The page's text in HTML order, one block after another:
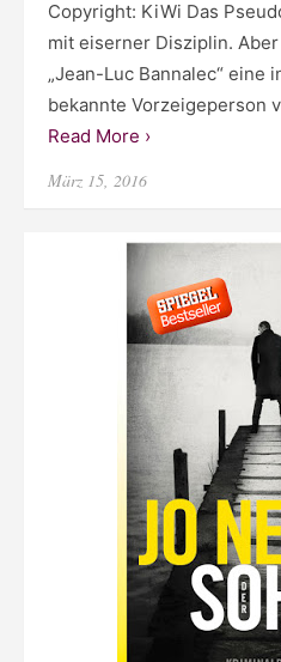
Copyright: KiWi Das
mit eiserner Disziplin.
„Jean-Luc Bannalec“ eine
bekannte Vorzeigeperson
Read More ›
Posted
März 15, 2016